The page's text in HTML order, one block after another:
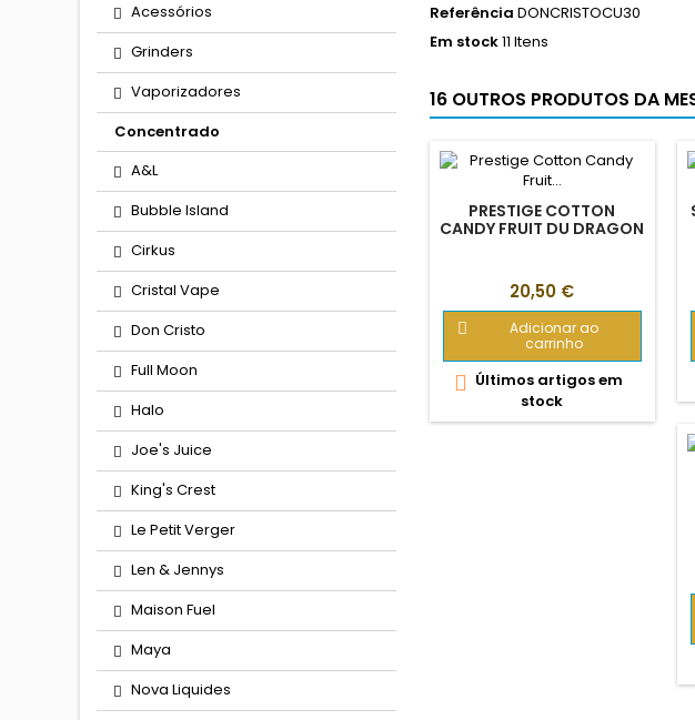
Acessórios
Grinders
Vaporizadores
Concentrado
A&L
Bubble Island
Cirkus
Cristal Vape
Don Cristo
Full Moon
Halo
Joe's Juice
King's Crest
Le Petit Verger
Len & Jennys
Maison Fuel
Maya
Nova Liquides
Referência DONCRISTOCU30
Em stock11 Itens
16 OUTROS PRODUTOS DA
PRESTIGE COTTON
CANDY FRUIT DU DRAGON
Preço
20,50 €

Adicionar ao
carrinho
 Últimos artigos em
stock